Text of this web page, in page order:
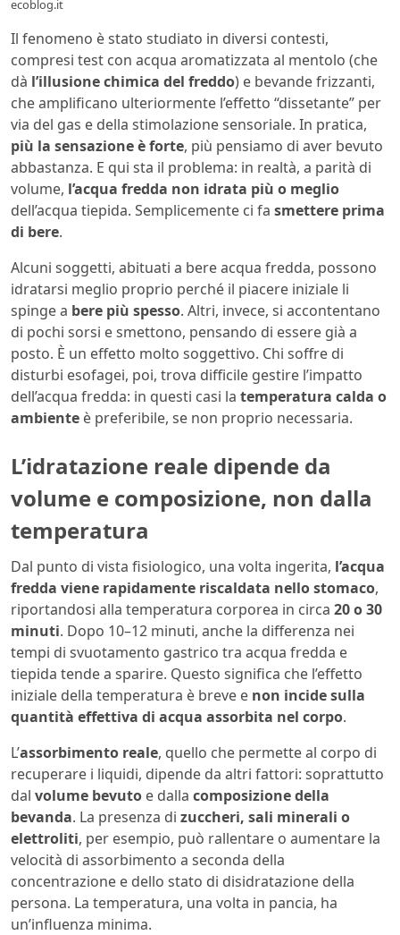
ecoblog.it
Il fenomeno è stato studiato in diversi contesti,
compresi test con acqua aromatizzata al mentolo (che
dà l’illusione chimica del freddo) e bevande frizzanti,
che amplificano ulteriormente l’effetto “dissetante” per
via del gas e della stimolazione sensoriale. In pratica,
più la sensazione è forte, più pensiamo di aver bevuto
abbastanza. E qui sta il problema: in realtà, a parità di
volume, l’acqua fredda non idrata più o meglio
dell’acqua tiepida. Semplicemente ci fa smettere prima
di bere.
Alcuni soggetti, abituati a bere acqua fredda, possono
idratarsi meglio proprio perché il piacere iniziale li
spinge a bere più spesso. Altri, invece, si accontentano
di pochi sorsi e smettono, pensando di essere già a
posto. È un effetto molto soggettivo. Chi soffre di
disturbi esofagei, poi, trova difficile gestire l’impatto
dell’acqua fredda: in questi casi la temperatura calda o
ambiente è preferibile, se non proprio necessaria.
L’idratazione reale dipende da
volume e composizione, non dalla
temperatura
Dal punto di vista fisiologico, una volta ingerita, l’acqua
fredda viene rapidamente riscaldata nello stomaco,
riportandosi alla temperatura corporea in circa 20 o 30
minuti. Dopo 10–12 minuti, anche la differenza nei
tempi di svuotamento gastrico tra acqua fredda e
tiepida tende a sparire. Questo significa che l’effetto
iniziale della temperatura è breve e non incide sulla
quantità effettiva di acqua assorbita nel corpo.
L’assorbimento reale, quello che permette al corpo di
recuperare i liquidi, dipende da altri fattori: soprattutto
dal volume bevuto e dalla composizione della
bevanda. La presenza di zuccheri, sali minerali o
elettroliti, per esempio, può rallentare o aumentare la
velocità di assorbimento a seconda della
concentrazione e dello stato di disidratazione della
persona. La temperatura, una volta in pancia, ha
un’influenza minima.